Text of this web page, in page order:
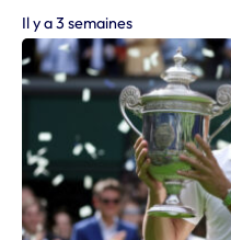
Il y a 3 semaines